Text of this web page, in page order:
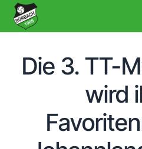
Die 3. TT-
wird